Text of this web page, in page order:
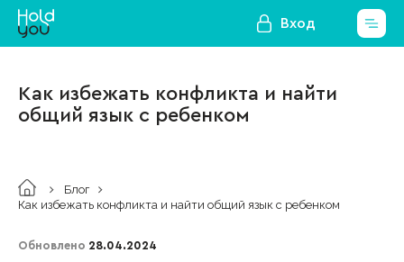
Вход
Как избежать конфликта и найти
общий язык с ребенком
Блог
Как избежать конфликта и найти общий язык с ребенком
Обновлено 28.04.2024